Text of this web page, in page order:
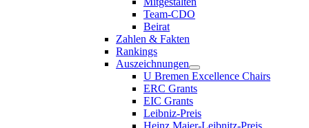
Team-CDO
Beirat
Zahlen & Fakten
Rankings
Auszeichnungen
U Bremen Excellence Chairs
ERC Grants
EIC Grants
Leibniz-Preis
Heinz Maier-Leibnitz-Preis